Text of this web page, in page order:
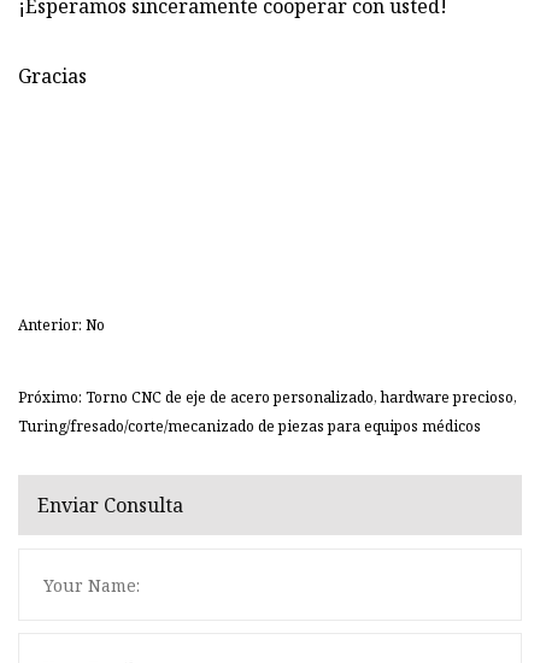
¡Esperamos sinceramente cooperar con usted!
Gracias
Anterior: No
Próximo: Torno CNC de eje de acero personalizado, hardware precioso,
Turing/fresado/corte/mecanizado de piezas para equipos médicos
Enviar Consulta